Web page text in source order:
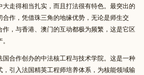
走得相当扎实，而且打法很有特色。最突出的
合作，凭借珠三角的地缘优势，无论是师生交
作，与香港、澳门的互动都极为频繁，这是它区
国合作创办的中法核工程与技术学院。这是一种
，引入法国精英工程师培养体系，为核能领域输